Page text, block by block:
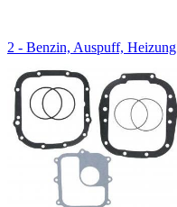
2 - Benzin, Auspuff, Heizung